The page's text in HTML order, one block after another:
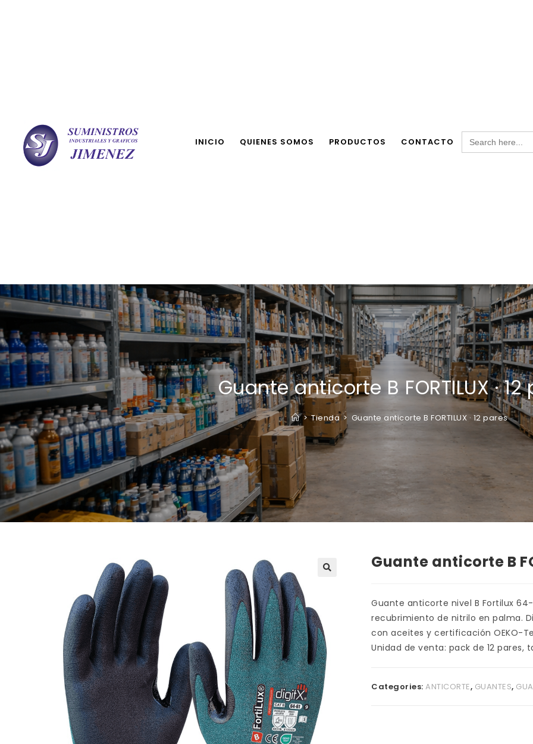
INICIO QUIENES SOMOS PRODUCTOS CONTACTO
Search
for:
Guante anticorte B FORTILUX ·
> Tienda > Guante anticorte B FORTILUX · 12 pares
Guante anticorte B
Guante anticorte nivel B Fortilux
recubrimiento de nitrilo en palma.
con aceites y certificación OEKO-
Unidad de venta: pack de 12 pares,
Categories: ANTICORTE, GUANTES,